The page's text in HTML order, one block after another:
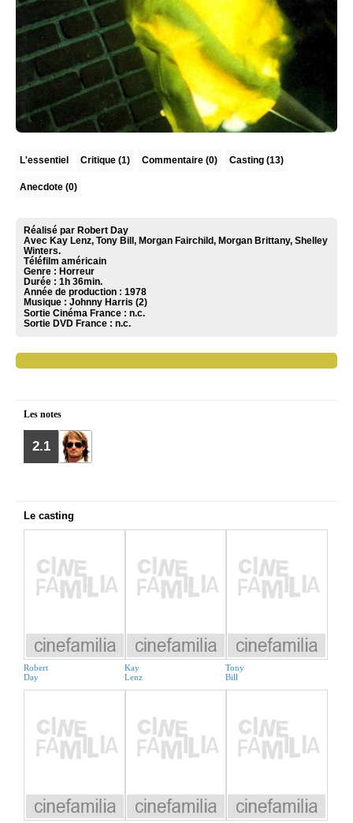
L'essentiel Critique (1) Commentaire (0) Casting (13)
Anecdote (0)
Réalisé par Robert Day
Avec Kay Lenz, Tony Bill, Morgan Fairchild, Morgan Brittany, Shelley
Winters.
Téléfilm américain
Genre : Horreur
Durée : 1h 36min.
Année de production : 1978
Musique : Johnny Harris (2)
Sortie Cinéma France : n.c.
Sortie DVD France : n.c.
Les notes
2.1
Le casting
Robert
Day
Kay
Lenz
Tony
Bill